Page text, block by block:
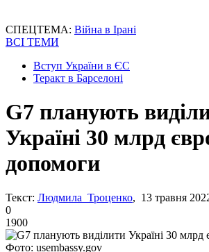
СПЕЦТЕМА: Війна в Ірані
ВСІ ТЕМИ
Вступ України в ЄС
Теракт в Барселоні
G7 планують
Україні 30 млрд
допомоги
Текст: Людмила Троценко, 13 травня
0
1900
Фото: usembassy.gov